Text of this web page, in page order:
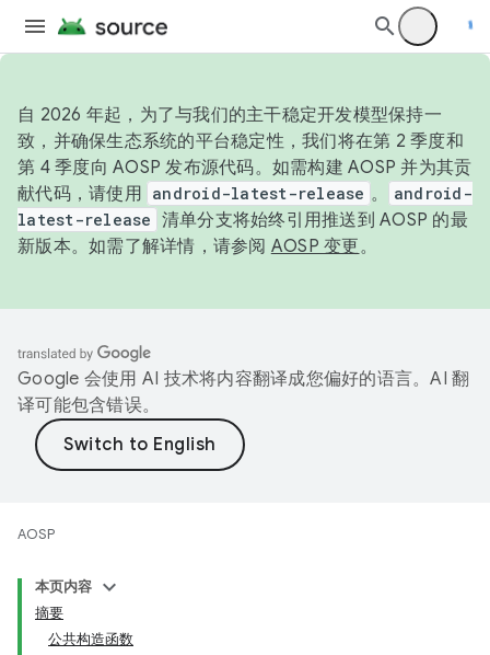
自 2026 年起，为了与我们的主干稳定开发模型保持一
致，并确保生态系统的平台稳定性，我们将在第 2 季度和
第 4 季度向 AOSP 发布源代码。如需构建 AOSP 并为其贡
献代码，请使用 android-latest-release 。
android-
latest-release 清单分支将始终引用推送到 AOSP 的最
新版本。如需了解详情，请参阅 AOSP 变更。
Google 会使用 AI 技术将内容翻译成您偏好的语言。AI 翻
译可能包含错误。
AOSP
本页内容
摘要
公共构造函数